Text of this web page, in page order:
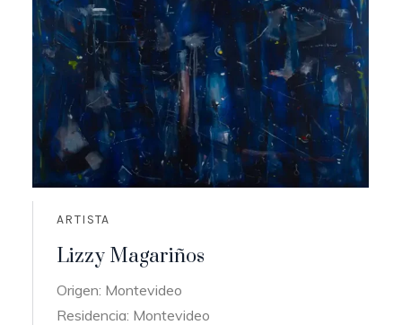
ARTISTA
Lizzy Magariños
Origen: Montevideo
Residencia: Montevideo